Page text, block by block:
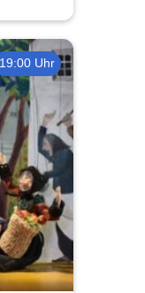
19:00 Uhr